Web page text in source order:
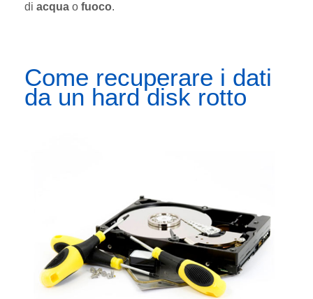
di acqua o fuoco.
Come recuperare i dati
da un hard disk rotto